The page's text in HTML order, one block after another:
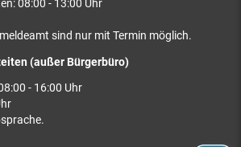
08:00 - 13:00 Uhr
sind nur mit Termin möglich.
(außer Bürgerbüro)
- 16:00 Uhr